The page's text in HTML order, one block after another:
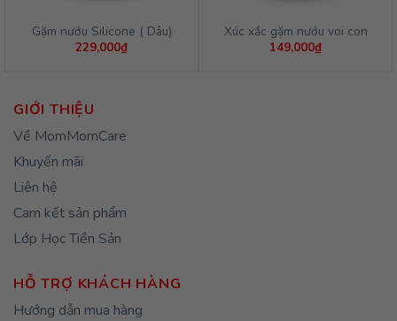
Gặm nướu Silicone ( Dâu)
229,000₫
Xúc xắc gặm nướu voi con
149,000₫
GIỚI THIỆU
Về MomMomCare
Khuyến mãi
Liên hệ
Cam kết sản phẩm
Lớp Học Tiền Sản
HỖ TRỢ KHÁCH HÀNG
Hướng dẫn mua hàng